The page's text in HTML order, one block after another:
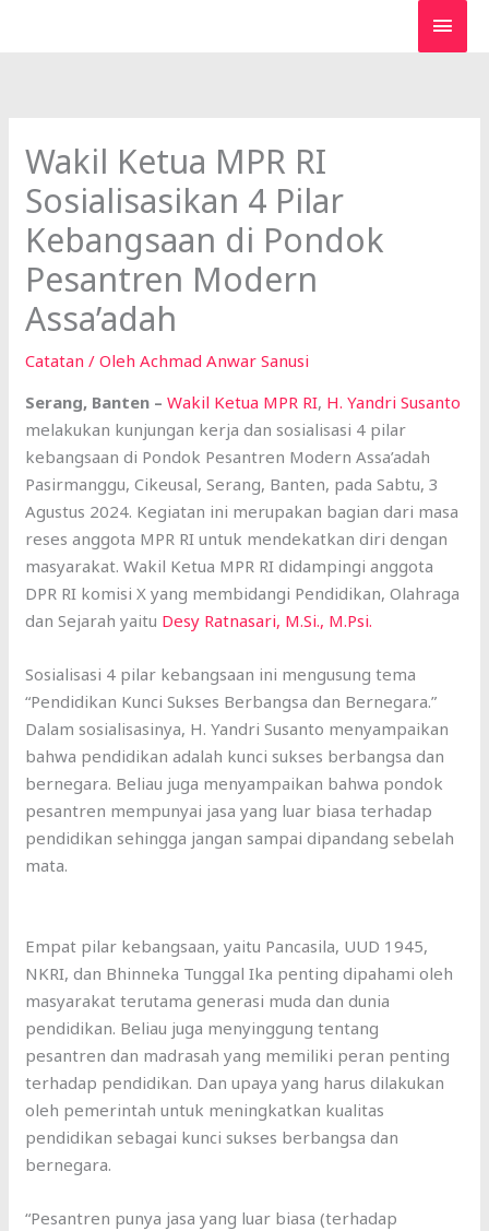
Wakil Ketua MPR RI
Sosialisasikan 4 Pilar
Kebangsaan di Pondok
Pesantren Modern
Assa’adah
Catatan / OlehAchmad Anwar Sanusi
Serang, Banten – Wakil Ketua MPR RI, H. Yandri Susanto
melakukan kunjungan kerja dan sosialisasi 4 pilar
kebangsaan di Pondok Pesantren Modern Assa’adah
Pasirmanggu, Cikeusal, Serang, Banten, pada Sabtu, 3
Agustus 2024. Kegiatan ini merupakan bagian dari masa
reses anggota MPR RI untuk mendekatkan diri dengan
masyarakat. Wakil Ketua MPR RI didampingi anggota
DPR RI komisi X yang membidangi Pendidikan, Olahraga
dan Sejarah yaitu Desy Ratnasari, M.Si., M.Psi.
Sosialisasi 4 pilar kebangsaan ini mengusung tema
“Pendidikan Kunci Sukses Berbangsa dan Bernegara.”
Dalam sosialisasinya, H. Yandri Susanto menyampaikan
bahwa pendidikan adalah kunci sukses berbangsa dan
bernegara. Beliau juga menyampaikan bahwa pondok
pesantren mempunyai jasa yang luar biasa terhadap
pendidikan sehingga jangan sampai dipandang sebelah
mata.
Empat pilar kebangsaan, yaitu Pancasila, UUD 1945,
NKRI, dan Bhinneka Tunggal Ika penting dipahami oleh
masyarakat terutama generasi muda dan dunia
pendidikan. Beliau juga menyinggung tentang
pesantren dan madrasah yang memiliki peran penting
terhadap pendidikan. Dan upaya yang harus dilakukan
oleh pemerintah untuk meningkatkan kualitas
pendidikan sebagai kunci sukses berbangsa dan
bernegara.
“Pesantren punya jasa yang luar biasa (terhadap